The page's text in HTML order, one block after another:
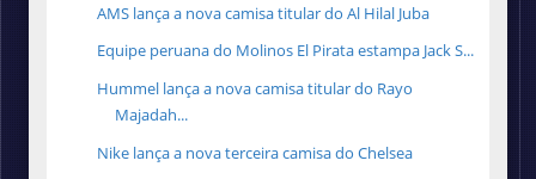
AMS lança a nova camisa titular do Al Hilal Juba
Equipe peruana do Molinos El Pirata estampa Jack S...
Hummel lança a nova camisa titular do Rayo
Majadah...
Nike lança a nova terceira camisa do Chelsea